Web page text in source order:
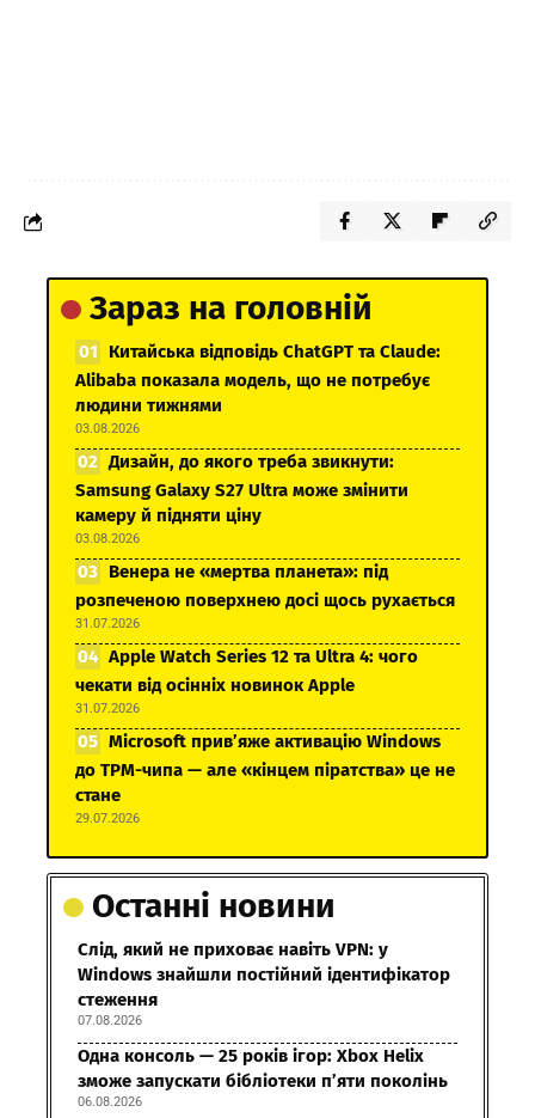
Зараз на головній
Китайська відповідь ChatGPT та Claude:
Alibaba показала модель, що не потребує
людини тижнями
03.08.2026
Дизайн, до якого треба звикнути:
Samsung Galaxy S27 Ultra може змінити
камеру й підняти ціну
03.08.2026
Венера не «мертва планета»: під
розпеченою поверхнею досі щось рухається
31.07.2026
Apple Watch Series 12 та Ultra 4: чого
чекати від осінніх новинок Apple
31.07.2026
Microsoft прив’яже активацію Windows
до TPM-чипа — але «кінцем піратства» це не
стане
29.07.2026
Останні новини
Слід, який не приховає навіть VPN: у
Windows знайшли постійний ідентифікатор
стеження
07.08.2026
Одна консоль — 25 років ігор: Xbox Helix
зможе запускати бібліотеки п’яти поколінь
06.08.2026